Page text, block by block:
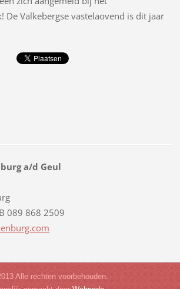
De Valkebergse vastelaovend is dit jaar
a/d Geul
089 868 2509
com
Alle rechten voorbehouden.